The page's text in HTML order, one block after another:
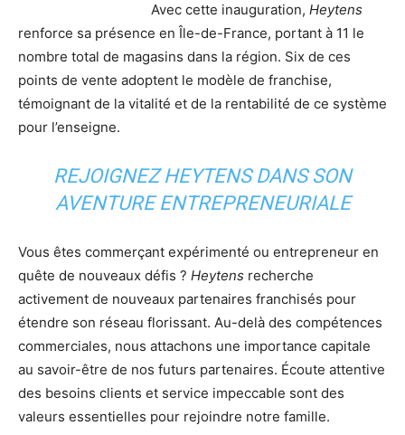
Avec cette inauguration, Heytens
renforce sa présence en Île-de-France, portant à 11 le
nombre total de magasins dans la région. Six de ces
points de vente adoptent le modèle de franchise,
témoignant de la vitalité et de la rentabilité de ce système
pour l’enseigne.
REJOIGNEZ HEYTENS DANS SON
AVENTURE ENTREPRENEURIALE
Vous êtes commerçant expérimenté ou entrepreneur en
quête de nouveaux défis ? Heytens recherche
activement de nouveaux partenaires franchisés pour
étendre son réseau florissant. Au-delà des compétences
commerciales, nous attachons une importance capitale
au savoir-être de nos futurs partenaires. Écoute attentive
des besoins clients et service impeccable sont des
valeurs essentielles pour rejoindre notre famille.